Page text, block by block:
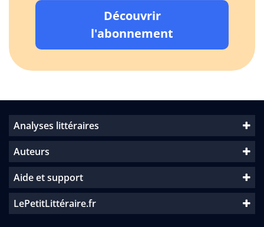
Découvrir
l'abonnement
Analyses littéraires
Auteurs
Aide et support
LePetitLittéraire.fr